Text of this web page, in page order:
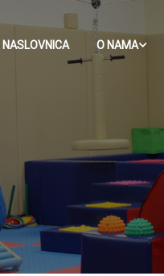
NASLOVNICA O NAMA